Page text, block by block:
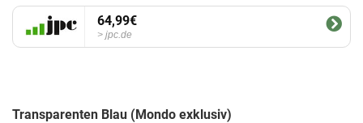
64,99€
jpc.de
Transparenten Blau (Mondo exklusiv)